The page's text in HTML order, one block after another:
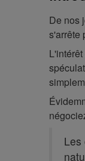
De nos
s'arrête
Les